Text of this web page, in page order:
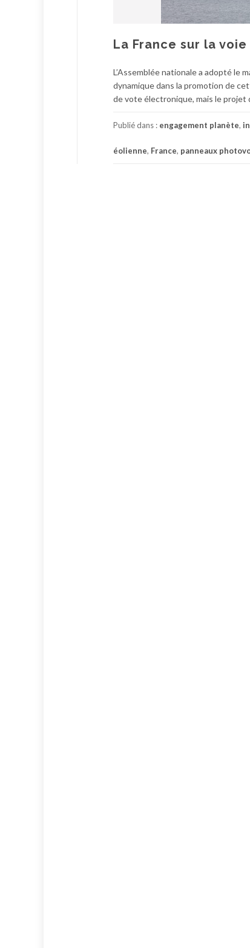
La France sur la
L’Assemblée nationale a adopté le
dynamique dans la promotion de
de vote électronique, mais le projet
Publié dans : engagement planète,
éolienne, France, panneaux